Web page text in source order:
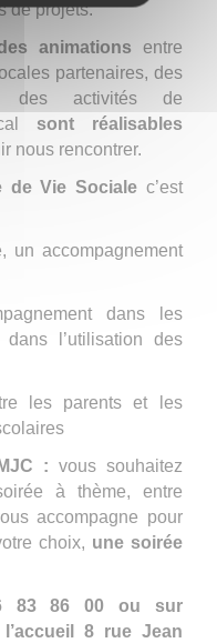
de projets.
animations entre
partenaires, des
des activités de
sont réalisables
nous rencontrer.
de Vie Socialec’est
un accompagnement
dans les
l’utilisation des
les parents et les
: vous souhaitez
à thème, entre
accompagne pour
choix, une soirée
83 86 00 ou sur
8 rue Jean